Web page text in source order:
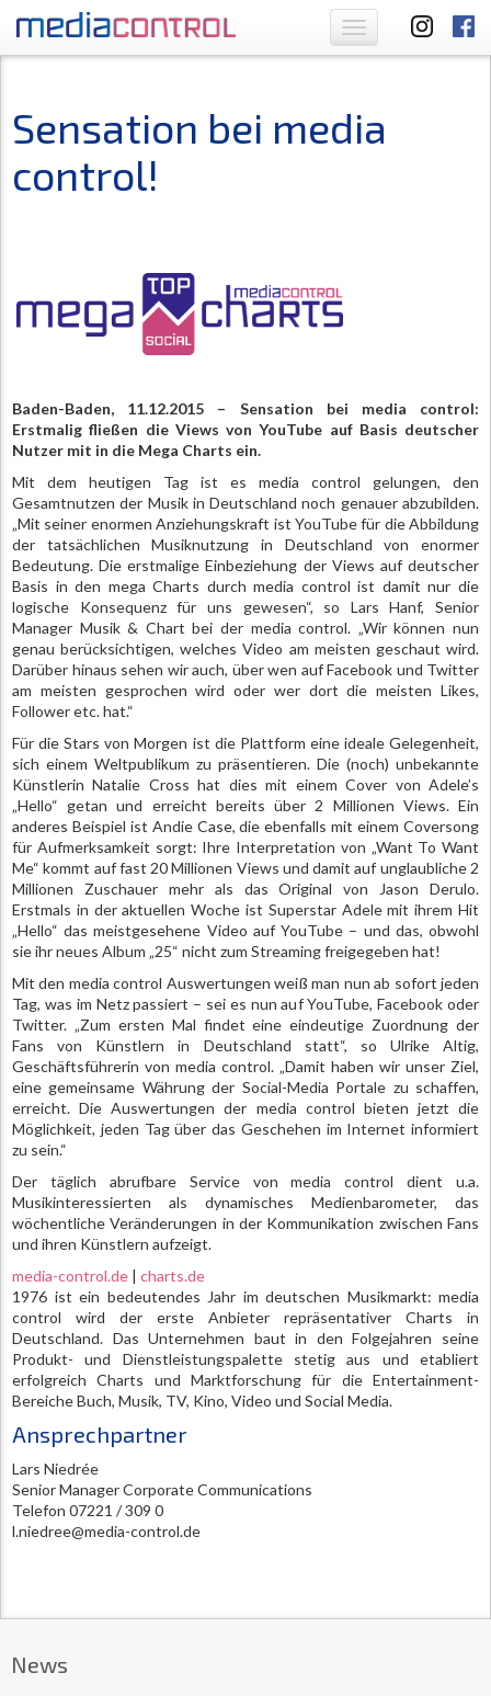
Toggle
navigation
Sensation bei media
control!
Baden-Baden, 11.12.2015 – Sensation bei media control:
Erstmalig fließen die Views von YouTube auf Basis deutscher
Nutzer mit in die Mega Charts ein.
Mit dem heutigen Tag ist es media control gelungen, den
Gesamtnutzen der Musik in Deutschland noch genauer abzubilden.
„Mit seiner enormen Anziehungskraft ist YouTube für die Abbildung
der tatsächlichen Musiknutzung in Deutschland von enormer
Bedeutung. Die erstmalige Einbeziehung der Views auf deutscher
Basis in den mega Charts durch media control ist damit nur die
logische Konsequenz für uns gewesen“, so Lars Hanf, Senior
Manager Musik & Chart bei der media control. „Wir können nun
genau berücksichtigen, welches Video am meisten geschaut wird.
Darüber hinaus sehen wir auch, über wen auf Facebook und Twitter
am meisten gesprochen wird oder wer dort die meisten Likes,
Follower etc. hat.“
Für die Stars von Morgen ist die Plattform eine ideale Gelegenheit,
sich einem Weltpublikum zu präsentieren. Die (noch) unbekannte
Künstlerin Natalie Cross hat dies mit einem Cover von Adele’s
„Hello“ getan und erreicht bereits über 2 Millionen Views. Ein
anderes Beispiel ist Andie Case, die ebenfalls mit einem Coversong
für Aufmerksamkeit sorgt: Ihre Interpretation von „Want To Want
Me“ kommt auf fast 20 Millionen Views und damit auf unglaubliche 2
Millionen Zuschauer mehr als das Original von Jason Derulo.
Erstmals in der aktuellen Woche ist Superstar Adele mit ihrem Hit
„Hello“ das meistgesehene Video auf YouTube – und das, obwohl
sie ihr neues Album „25“ nicht zum Streaming freigegeben hat!
Mit den media control Auswertungen weiß man nun ab sofort jeden
Tag, was im Netz passiert – sei es nun auf YouTube, Facebook oder
Twitter. „Zum ersten Mal findet eine eindeutige Zuordnung der
Fans von Künstlern in Deutschland statt“, so Ulrike Altig,
Geschäftsführerin von media control. „Damit haben wir unser Ziel,
eine gemeinsame Währung der Social-Media Portale zu schaffen,
erreicht. Die Auswertungen der media control bieten jetzt die
Möglichkeit, jeden Tag über das Geschehen im Internet informiert
zu sein.“
Der täglich abrufbare Service von media control dient u.a.
Musikinteressierten als dynamisches Medienbarometer, das
wöchentliche Veränderungen in der Kommunikation zwischen Fans
und ihren Künstlern aufzeigt.
media-control.de | charts.de
1976 ist ein bedeutendes Jahr im deutschen Musikmarkt: media
control wird der erste Anbieter repräsentativer Charts in
Deutschland. Das Unternehmen baut in den Folgejahren seine
Produkt- und Dienstleistungspalette stetig aus und etabliert
erfolgreich Charts und Marktforschung für die Entertainment-
Bereiche Buch, Musik, TV, Kino, Video und Social Media.
Ansprechpartner
Lars Niedrée
Senior Manager Corporate Communications
Telefon 07221 / 309 0
l.niedree@media-control.de
News